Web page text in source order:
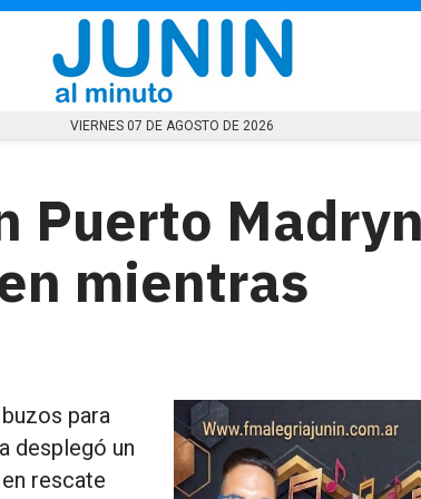
VIERNES 07 DE AGOSTO DE 2026
Puerto
mientras
para
desplegó un
rescate